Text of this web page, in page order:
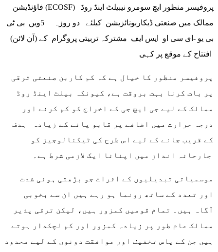
فاؤنڈیشن (ECOSF) پروفیسر منظور ایچ سومرو نیبیلٹ اینڈ روڈ
ممالک میں صنعتی ڈیکاربونائزیشن کیلئے دو روزہ 5ویں بی ٹی
بی یو -ای سی او ایس ایف مشترکہ تربیتی پروگرام کے (آن لائن)
پروفیسر منظور کا خیال ہے کہ کم کاربن صنعتی ترقی
پر بات کرنا بہت بروقت ہے، کیونکہ بیلٹ اینڈ روڈ
ممالک کے لیے جی ایچ جی کے اخراج کو کم کرنے اور
درجہ حرارت میں اضافے پر قابو پانے کے زیادہ ہدف
کے قریب جانے کے لیے اس طرح کی ٹیکنالوجیز کو
موسمیاتی تبدیلیوں کے اثرات جو بڑھتی ہوئی شدت
اور تعدد کے ساتھ رونما ہو رہے ہیں ان سے بخوبی
آگاہ ہیں۔ تمام قومیں کمزور ہیں، لیکن ترقی پذیر
ممالک عام طور پر زیادہ کمزور اور کم لچکدار ہوتے
ہیں جن کے پاس تخفیف اور موافقت دونوں کے لیے محدود